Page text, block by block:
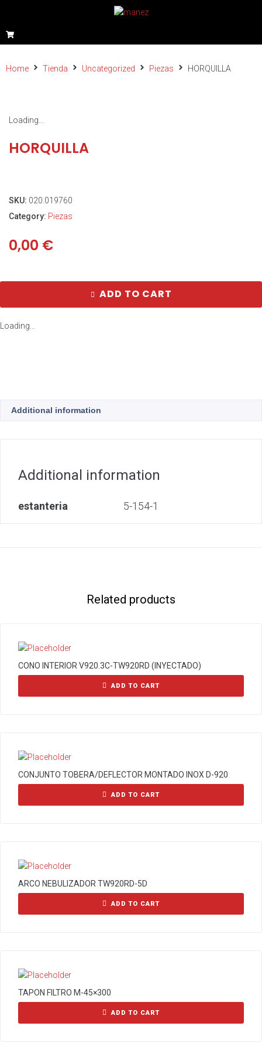
Home Tienda Uncategorized Piezas HORQUILLA
Loading...
HORQUILLA
SKU: 020.019760
Category: Piezas
0,00 €
ADD TO CART
Loading...
Additional information
Additional information
estanteria 5-154-1
Related products
CONO INTERIOR V920.3C-TW920RD (INYECTADO)
ADD TO CART
CONJUNTO TOBERA/DEFLECTOR MONTADO INOX D-920
ADD TO CART
ARCO NEBULIZADOR TW920RD-5D
ADD TO CART
TAPON FILTRO M-45×300
ADD TO CART